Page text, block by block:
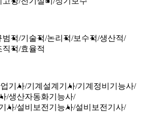
범적 기술적 논리적 보수적 생산적
직적 효율적
기사 기계설계기사 기계정비기능사
생산자동화기능사
사 설비보전기능사 설비보전기사